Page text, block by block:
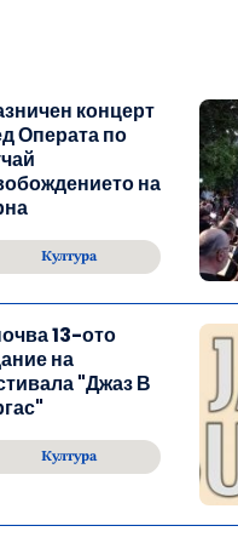
концерт
Операта по
на
Култура
13-ото
на
"Джаз В
Култура